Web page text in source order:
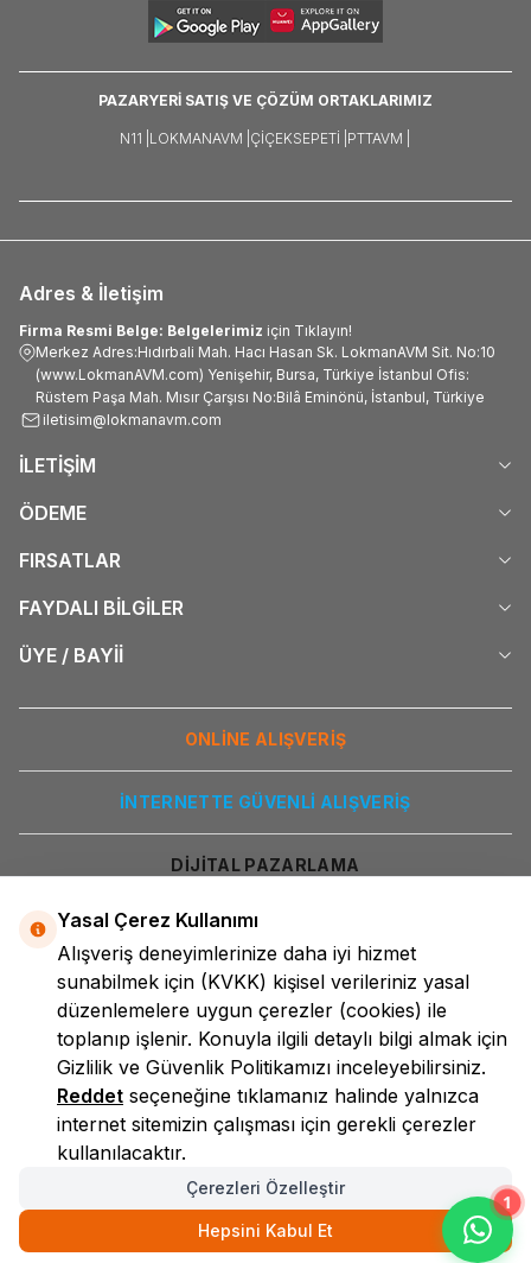
1
PAZARYERİ SATIŞ VE ÇÖZÜM ORTAKLARIMIZ
N11 | LOKMANAVM | ÇIÇEKSEPETI | PTTAVM |
Adres & İletişim
Firma Resmi Belge: Belgelerimiz için Tıklayın!
Merkez Adres:Hıdırbali Mah. Hacı Hasan Sk. LokmanAVM Sit. No:10
(www.LokmanAVM.com) Yenişehir, Bursa, Türkiye İstanbul Ofis:
Rüstem Paşa Mah. Mısır Çarşısı No:Bilâ Eminönü, İstanbul, Türkiye
iletisim@lokmanavm.com
İLETİŞİM
ÖDEME
FIRSATLAR
FAYDALI BİLGİLER
ÜYE / BAYİİ
ONLİNE ALIŞVERİŞ
İNTERNETTE GÜVENLİ ALIŞVERİŞ
DİJİTAL PAZARLAMA
LokmanAVM
Yasal Çerez Kullanımı
Alışveriş deneyimlerinize daha iyi hizmet
sunabilmek için (KVKK) kişisel verileriniz yasal
düzenlemelere uygun çerezler (cookies) ile
toplanıp işlenir. Konuyla ilgili detaylı bilgi almak için
Gizlilik ve Güvenlik Politikamızı inceleyebilirsiniz.
Reddet seçeneğine tıklamanız halinde yalnızca
internet sitemizin çalışması için gerekli çerezler
kullanılacaktır.
Çerezleri Özelleştir
Hepsini Kabul Et